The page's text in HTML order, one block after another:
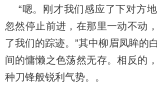
“嗯。刚才我们感应了下对方
忽然停止前进，在那里一动不动
了我们的踪迹。”其中柳眉凤眸的
间的慵懒之色荡然无存。相反的
种刀锋般锐利气势。。